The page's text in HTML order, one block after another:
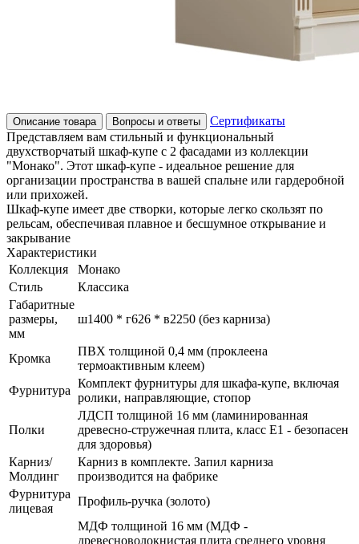
Описание товара Вопросы и ответы
Сертификаты
Представляем вам стильный и функциональный
двухстворчатый шкаф-купе с 2 фасадами из коллекции
"Монако". Этот шкаф-купе - идеальное решение для
организации пространства в вашей спальне или гардеробной
или прихожей.
Шкаф-купе имеет две створки, которые легко скользят по
рельсам, обеспечивая плавное и бесшумное открывание и
закрывание
Характеристики
Коллекция
Монако
Стиль
Классика
Габаритные
размеры,
мм
ш1400 * г626 * в2250 (без карниза)
Кромка
ПВХ толщиной 0,4 мм (проклеена
термоактивным клеем)
Фурнитура
Комплект фурнитуры для шкафа-купе, включая
ролики, направляющие, стопор
Полки
ЛДСП толщиной 16 мм (ламинированная
древесно-стружечная плита, класс E1 - безопасен
для здоровья)
Карниз/
Молдинг
Карниз в комплекте. Запил карниза
производится на фабрике
Фурнитура
лицевая
Профиль-ручка (золото)
МДФ толщиной 16 мм (МДФ -
древесноволокнистая плита среднего уровня